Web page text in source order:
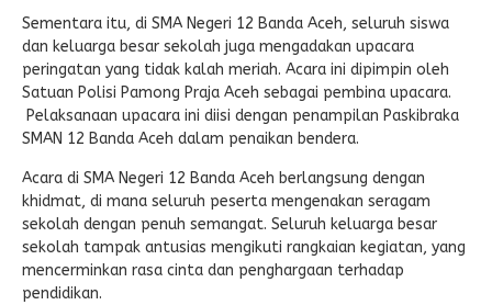
Sementara itu, di SMA Negeri 12 Banda Aceh, seluruh siswa
dan keluarga besar sekolah juga mengadakan upacara
peringatan yang tidak kalah meriah. Acara ini dipimpin oleh
Satuan Polisi Pamong Praja Aceh sebagai pembina upacara.
Pelaksanaan upacara ini diisi dengan penampilan Paskibraka
SMAN 12 Banda Aceh dalam penaikan bendera.
Acara di SMA Negeri 12 Banda Aceh berlangsung dengan
khidmat, di mana seluruh peserta mengenakan seragam
sekolah dengan penuh semangat. Seluruh keluarga besar
sekolah tampak antusias mengikuti rangkaian kegiatan, yang
mencerminkan rasa cinta dan penghargaan terhadap
pendidikan.